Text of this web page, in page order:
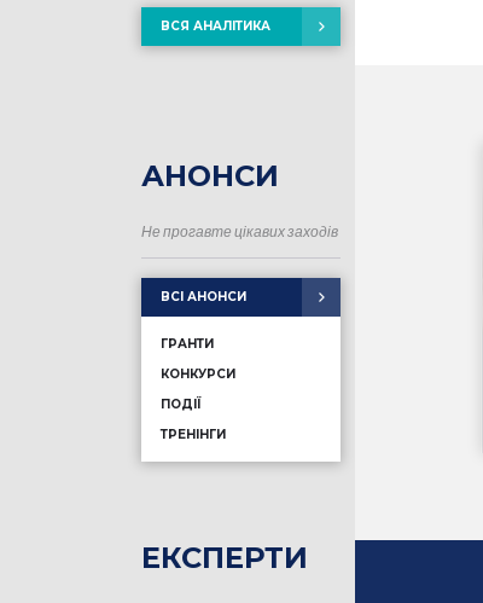
ВСЯ АНАЛІТИКА
АНОНСИ
Не прогавте цікавих заходів
ВСІ АНОНСИ
ГРАНТИ
КОНКУРСИ
ПОДІЇ
ТРЕНІНГИ
ЕКСПЕРТИ